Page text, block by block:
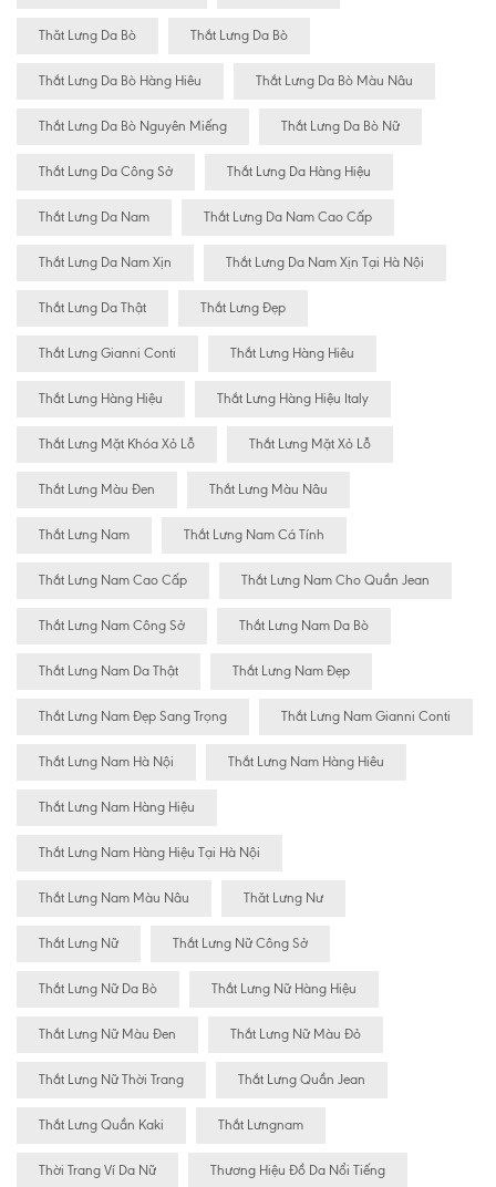
Thăt Lưng Da Bò Thắt Lưng Da Bò
Thắt Lưng Da Bò Hàng Hiêu Thắt Lưng Da Bò Màu Nâu
Thắt Lưng Da Bò Nguyên Miếng Thắt Lưng Da Bò Nữ
Thắt Lưng Da Công Sở Thắt Lưng Da Hàng Hiệu
Thắt Lưng Da Nam Thắt Lưng Da Nam Cao Cấp
Thắt Lưng Da Nam Xịn Thắt Lưng Da Nam Xịn Tại Hà Nội
Thắt Lưng Da Thật Thắt Lưng Đẹp
Thắt Lưng Gianni Conti Thắt Lưng Hàng Hiêu
Thắt Lưng Hàng Hiệu Thắt Lưng Hàng Hiệu Italy
Thắt Lưng Mặt Khóa Xỏ Lỗ Thắt Lưng Mặt Xỏ Lỗ
Thắt Lưng Màu Đen Thắt Lưng Màu Nâu
Thắt Lưng Nam Thắt Lưng Nam Cá Tính
Thắt Lưng Nam Cao Cấp Thắt Lưng Nam Cho Quần Jean
Thắt Lưng Nam Công Sở Thắt Lưng Nam Da Bò
Thắt Lưng Nam Da Thật Thắt Lưng Nam Đẹp
Thắt Lưng Nam Đẹp Sang Trọng Thắt Lưng Nam Gianni Conti
Thắt Lưng Nam Hà Nội Thắt Lưng Nam Hàng Hiêu
Thắt Lưng Nam Hàng Hiệu
Thắt Lưng Nam Hàng Hiệu Tại Hà Nội
Thắt Lưng Nam Màu Nâu Thăt Lưng Nư
Thắt Lưng Nữ Thắt Lưng Nữ Công Sở
Thắt Lưng Nữ Da Bò Thắt Lưng Nữ Hàng Hiệu
Thắt Lưng Nữ Màu Đen Thắt Lưng Nữ Màu Đỏ
Thắt Lưng Nữ Thời Trang Thắt Lưng Quần Jean
Thắt Lưng Quần Kaki Thắt Lưngnam
Thời Trang Ví Da Nữ Thương Hiệu Đồ Da Nổi Tiếng